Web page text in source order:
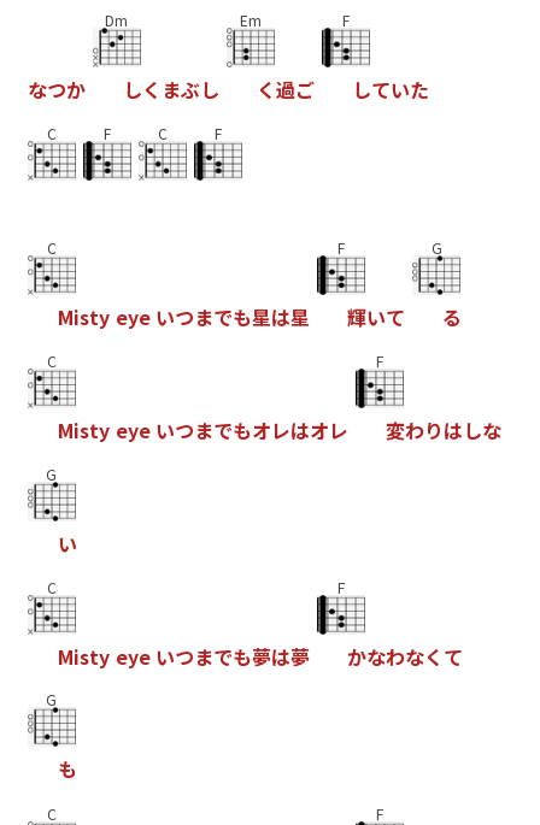
なつか
Dm
しく まぶし
Em
く過ご
F
していた
C F C F
C
Misty eye いつまでも星は星
F
輝いて
G
る
C
Misty eye いつまでもオレはオレ
F
変わりはしな
G
い
C
Misty eye いつまでも夢は夢
F
かなわなく て
G
も
C F